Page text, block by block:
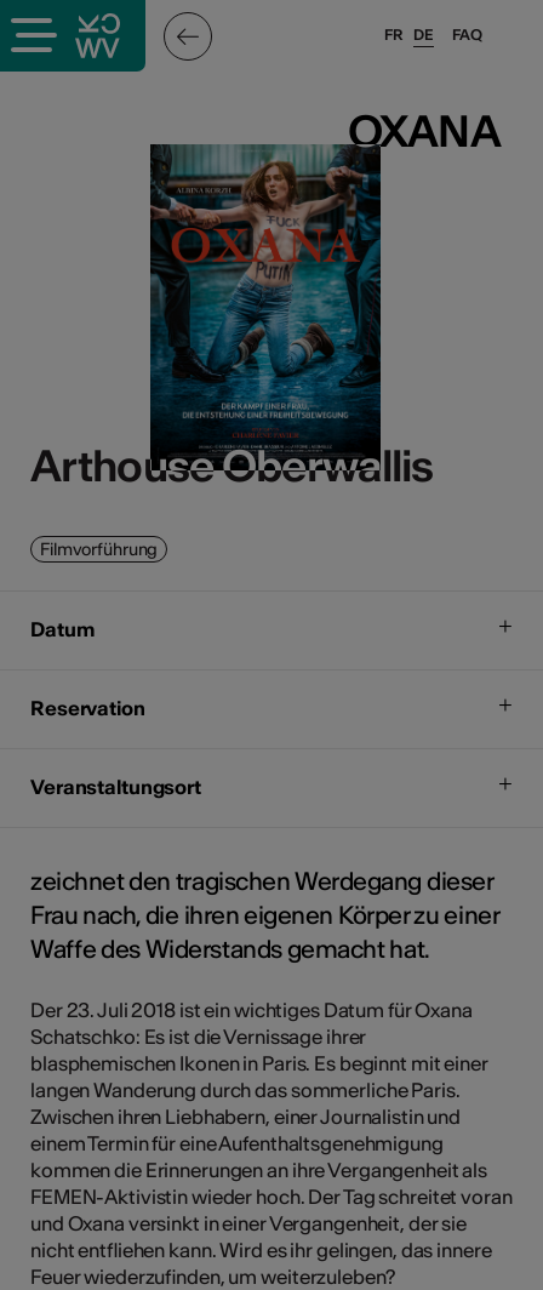
FAQ
FR DE
OXANA
Arthouse Oberwallis
OXANA
Arthouse Oberwallis
Filmvorführung
Datum
Reservation
Veranstaltungsort
zeichnet den tragischen Werdegang dieser
Frau nach, die ihren eigenen Körper zu einer
Waffe des Widerstands gemacht hat.
Der 23. Juli 2018 ist ein wichtiges Datum für Oxana
Schatschko: Es ist die Vernissage ihrer
blasphemischen Ikonen in Paris. Es beginnt mit einer
langen Wanderung durch das sommerliche Paris.
Zwischen ihren Liebhabern, einer Journalistin und
einem Termin für eine Aufenthaltsgenehmigung
kommen die Erinnerungen an ihre Vergangenheit als
FEMEN-Aktivistin wieder hoch. Der Tag schreitet voran
und Oxana versinkt in einer Vergangenheit, der sie
nicht entfliehen kann. Wird es ihr gelingen, das innere
Feuer wiederzufinden, um weiterzuleben?